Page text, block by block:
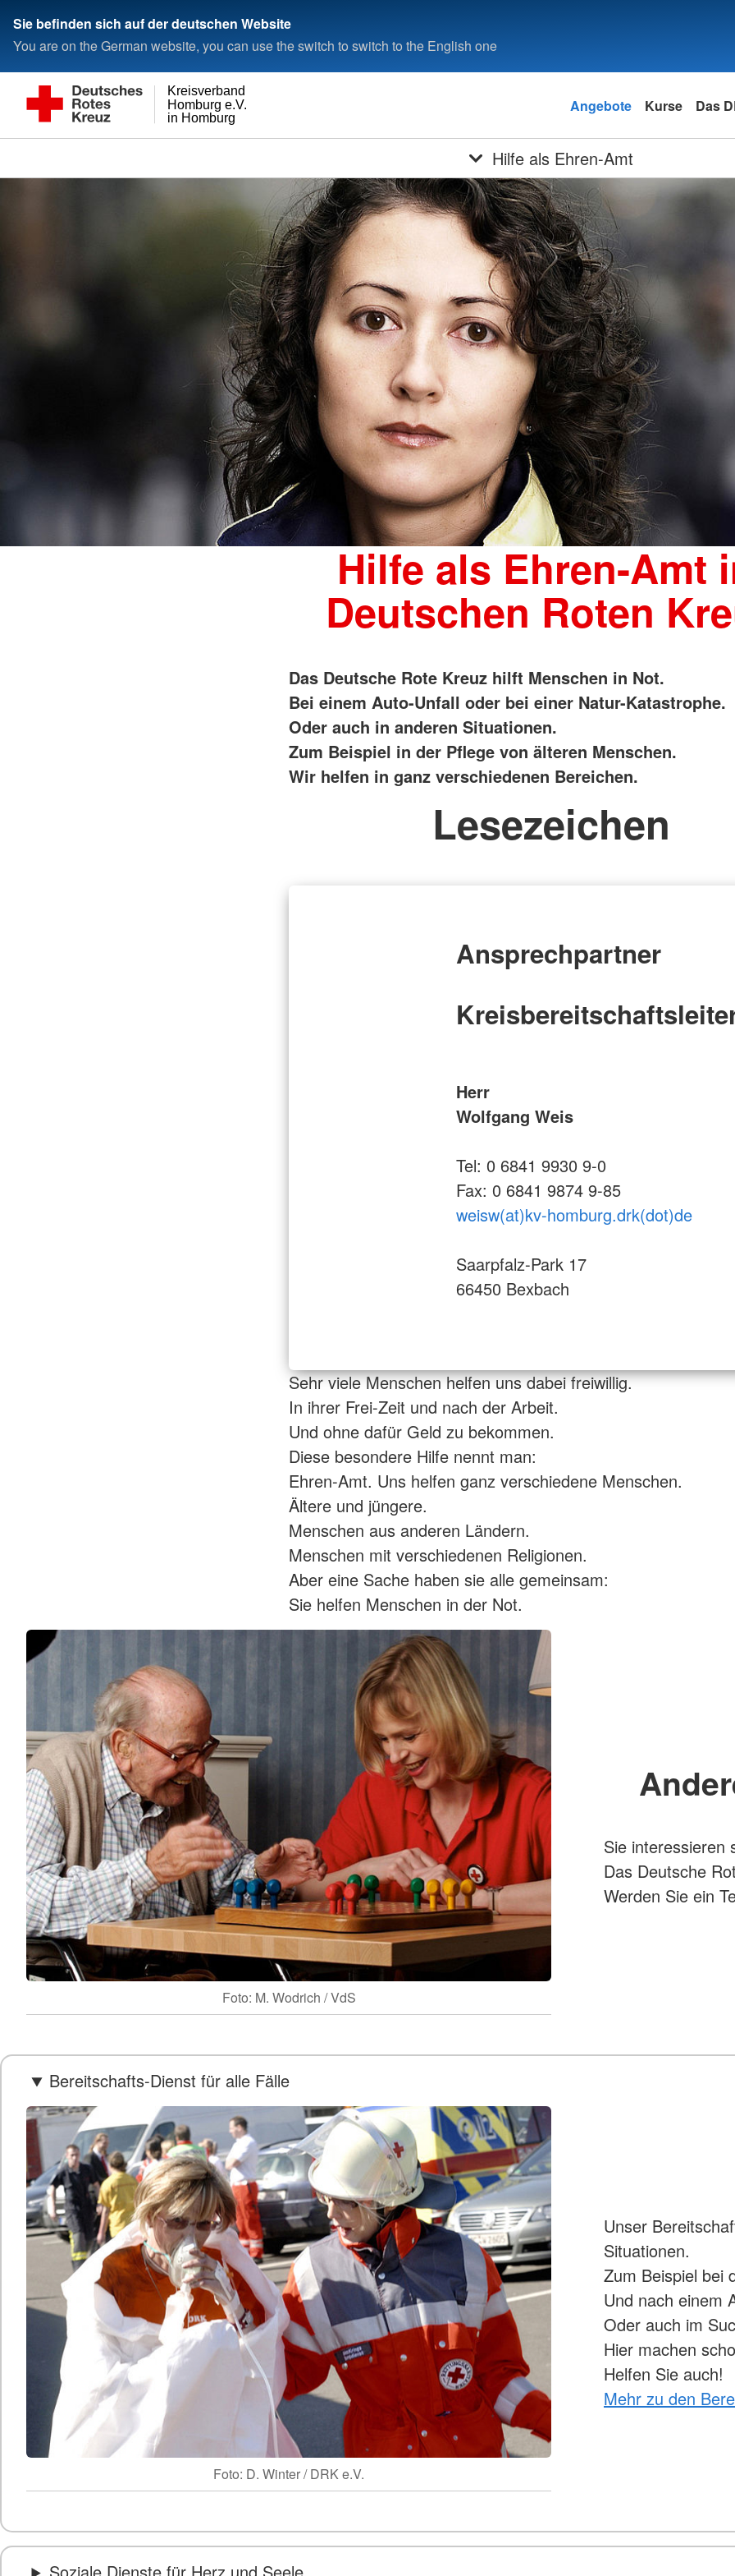
Sie befinden sich auf der deutschen Website
You are on the German website, you can use the switch to switch to the English one
in Homburg
Homburg e.V.
Kreisverband
Angebote Kurse Das
Hilfe als Ehren-Amt
Hilfe als Ehren-Amt
Deutschen Roten
Das Deutsche Rote Kreuz hilft Menschen in Not.
Bei einem Auto-Unfall oder bei einer Natur-Katastrophe.
Oder auch in anderen Situationen.
Zum Beispiel in der Pflege von älteren Menschen.
Wir helfen in ganz verschiedenen Bereichen.
Lesezeichen
Ansprechpartner
Herr
Wolfgang Weis
Tel: 0 6841 9930 9-0
Fax: 0 6841 9874 9-85
weisw(at)kv-homburg.drk(dot)de
Saarpfalz-Park 17
66450 Bexbach
Sehr viele Menschen helfen uns dabei freiwillig.
In ihrer Frei-Zeit und nach der Arbeit.
Und ohne dafür Geld zu bekommen.
Diese besondere Hilfe nennt man:
Ehren-Amt. Uns helfen ganz verschiedene Menschen.
Ältere und jüngere.
Menschen aus anderen Ländern.
Menschen mit verschiedenen Religionen.
Aber eine Sache haben sie alle gemeinsam:
Sie helfen Menschen in der Not.
Foto: M. Wodrich / VdS
Sie interessieren
Das Deutsche
Werden Sie ein
Bereitschafts-Dienst für alle Fälle
Foto: D. Winter / DRK e.V.
Unser
Situationen.
Zum Beispiel bei
Und nach einem
Oder auch im
Hier machen
Helfen Sie auch!
Mehr zu den